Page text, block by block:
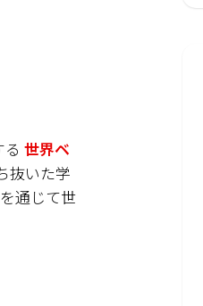
世界ベ
抜いた学
通じて世